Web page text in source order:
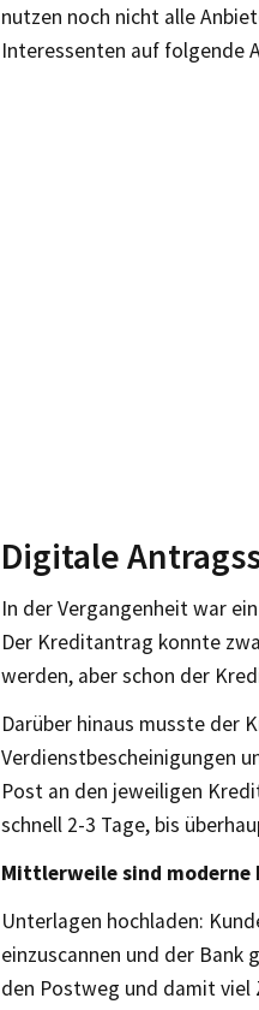
nutzen noch nicht alle
Interessenten auf folgende
Digitale
In der Vergangenheit war
Der Kreditantrag konnte
werden, aber schon der
Darüber hinaus musste der
Verdienstbescheinigungen
Post an den jeweiligen
schnell 2-3 Tage, bis
Mittlerweile sind
Unterlagen hochladen:
einzuscannen und der Bank
den Postweg und damit viel